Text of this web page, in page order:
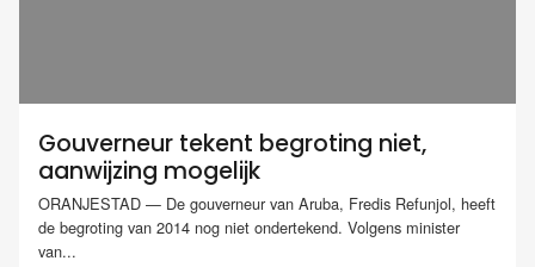
Gouverneur tekent begroting niet,
aanwijzing mogelijk
ORANJESTAD — De gouverneur van Aruba, Fredis Refunjol, heeft
de begroting van 2014 nog niet ondertekend. Volgens minister
van...